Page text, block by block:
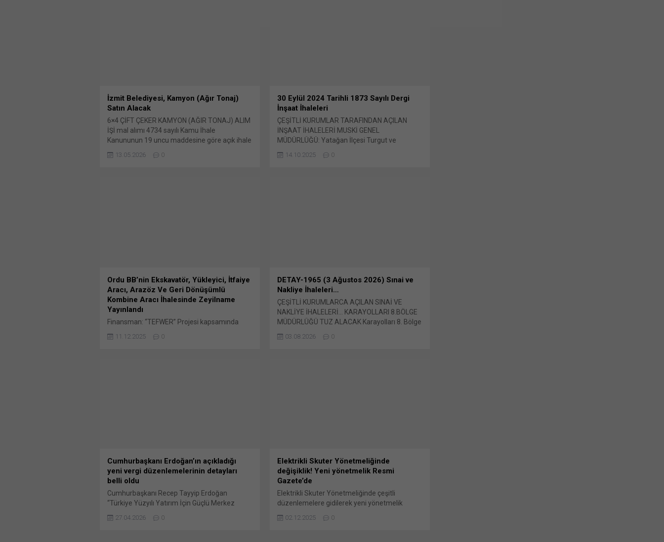
İzmit Belediyesi, Kamyon (Ağır Tonaj)
Satın Alacak
6×4 ÇİFT ÇEKER KAMYON (AĞIR TONAJ) ALIM
İŞİ mal alımı 4734 sayılı Kamu İhale
Kanununun 19 uncu maddesine göre açık ihale
usulü ile ihale edilecektir. Bunu paylaş: X'te
paylaşmak için tıklayın (Yeni pencerede açılır)
13.05.2026 0
30 Eylül 2024 Tarihli 1873 Sayılı Dergi
İnşaat İhaleleri
ÇEŞİTLİ KURUMLAR TARAFINDAN AÇILAN
İNŞAAT İHALELERİ MUSKİ GENEL
MÜDÜRLÜĞÜ: Yatağan İlçesi Turgut ve
Yeşilbağcılar Mahalleleri İçme Suyu Temini
İhale kayıt no : 2024/1202115 İhale
14.10.2025 0
Ordu BB’nin Ekskavatör, Yükleyici, İtfaiye
Aracı, Arazöz Ve Geri Dönüşümlü
Kombine Aracı İhalesinde Zeyilname
Yayınlandı
Finansman: “TEFWER” Projesi kapsamında
Büyükşehir Belediyesi Destek Hizmetleri
11.12.2025 0
DETAY-1965 (3 Ağustos 2026) Sınai ve
Nakliye İhaleleri…
ÇEŞİTLİ KURUMLARCA AÇILAN SINAİ VE
NAKLİYE İHALELERİ… KARAYOLLARI 8.BÖLGE
MÜDÜRLÜĞÜ TUZ ALACAK Karayolları 8. Bölge
duyulan 2026/1354401 İKN numaralı dosya
03.08.2026 0
Cumhurbaşkanı Erdoğan’ın açıkladığı
yeni vergi düzenlemelerinin detayları
belli oldu
Cumhurbaşkanı Recep Tayyip Erdoğan
“Türkiye Yüzyılı Yatırım İçin Güçlü Merkez
yönelik yapılacak yeni düzenlemeleri açıkladı.
27.04.2026 0
Elektrikli Skuter Yönetmeliğinde
değişiklik! Yeni yönetmelik Resmi
Gazete’de
Elektrikli Skuter Yönetmeliğinde çeşitli
düzenlemelere gidilerek yeni yönetmelik
yayımlanan değişikliklere göre; coğrafi çitleme,
02.12.2025 0